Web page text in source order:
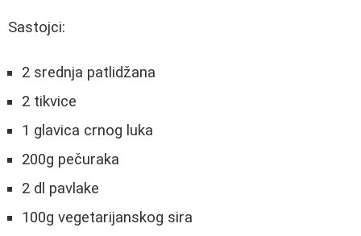
Sastojci:
2 srednja patlidžana
2 tikvice
1 glavica crnog luka
200g pečuraka
2 dl pavlake
100g vegetarijanskog sira